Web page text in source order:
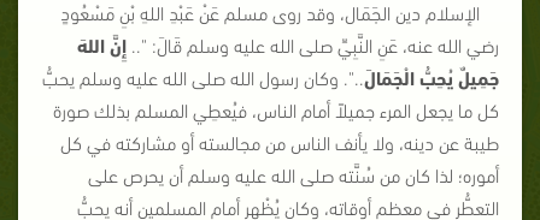
الإسلام دين الجَمَال، وقد روى مسلم عَنْ عَبْدِ اللهِ بْنِ مَسْعُودٍ
رضي الله عنه، عَنِ النَّبِيِّ صلى الله عليه وسلم قَالَ: ".. إِنَّ اللهَ
جَمِيلٌ يُحِبُّ الْجَمَالَ..". وكان رسول الله صلى الله عليه وسلم يحبُّ
كل ما يجعل المرء جميلاً أمام الناس، فيُعطِي المسلم بذلك صورة
طيبة عن دينه، ولا يأنف الناس من مجالسته أو مشاركته في كل
أموره؛ لذا كان من سُنَّته صلى الله عليه وسلم أن يحرص على
التعطُّر في معظم أوقاته، وكان يُظْهِر أمام المسلمين أنه يحبُّ